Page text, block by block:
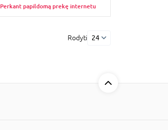
Perkant papildomą prekę internetu
Rodyti 24